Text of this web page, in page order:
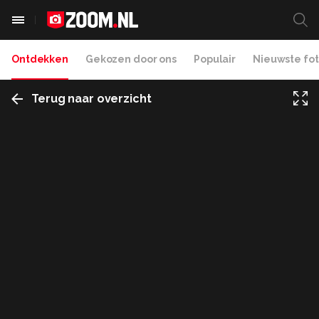
Ontdekken Gekozen door ons Populair Nieuwste
Terug naar overzicht